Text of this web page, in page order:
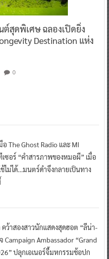
ต์สุดพิเศษ ฉลองเปิดยิ่ง
Destination แห่ง
0
อ The Ghost Radio และ MI
เซอร์ “คำสารภาพของหมอผี” เมื่อ
ไม่ได้…มนตร์ดำจึงกลายเป็นทาง
ว้าสองสาวนักแสดงสุดฮอต “ลีน่า-
Campaign Ambassador “Grand
ปลุกเอเนอร์จี้มหกรรมช้อปก